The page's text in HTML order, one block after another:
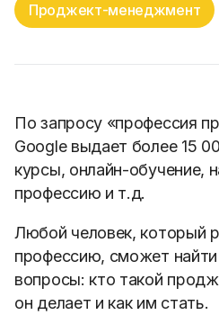
Проджект-менеджмент
По запросу «профессия
Google выдает более 15
курсы, онлайн-обучение,
профессию и т.д.
Любой человек, который
профессию, сможет
вопросы: кто такой
он делает и как им стать.